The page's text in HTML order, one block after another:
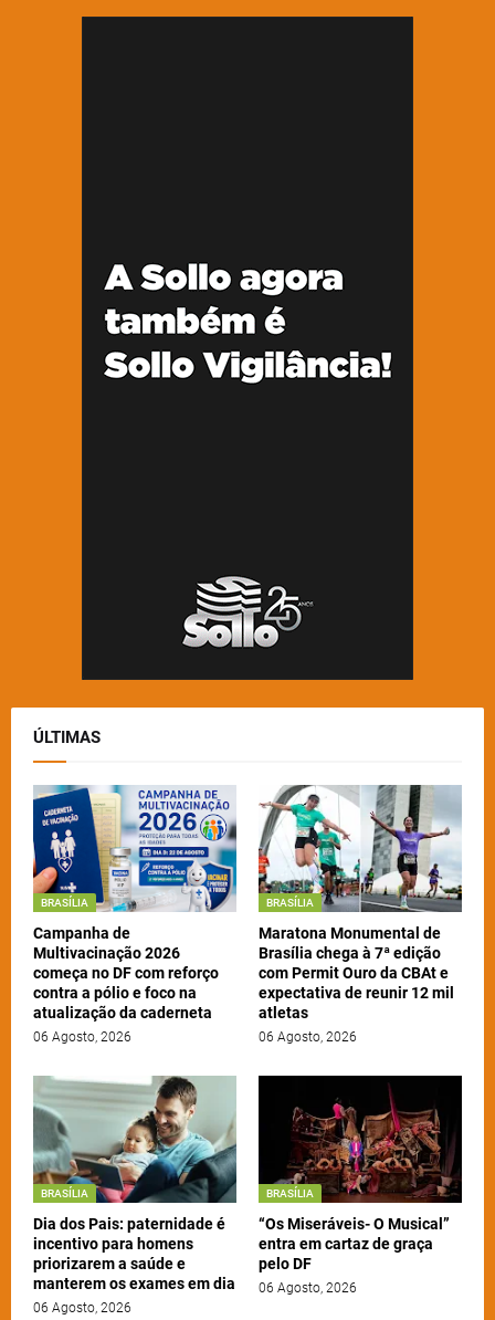
ÚLTIMAS
BRASÍLIA
Campanha de
Multivacinação 2026
começa no DF com reforço
contra a pólio e foco na
atualização da caderneta
06 Agosto, 2026
BRASÍLIA
Maratona Monumental de
Brasília chega à 7ª edição
com Permit Ouro da CBAt e
expectativa de reunir 12 mil
atletas
06 Agosto, 2026
BRASÍLIA
Dia dos Pais: paternidade é
incentivo para homens
priorizarem a saúde e
manterem os exames em dia
06 Agosto, 2026
BRASÍLIA
“Os Miseráveis- O Musical”
entra em cartaz de graça
pelo DF
06 Agosto, 2026